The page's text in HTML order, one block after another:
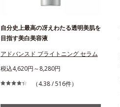
自分史上最高の冴えわたる透明美肌を
目指す美白美容液
アドバンスド ブライトニング セラム
税込4,620円～8,280円
（4.38 / 516件）